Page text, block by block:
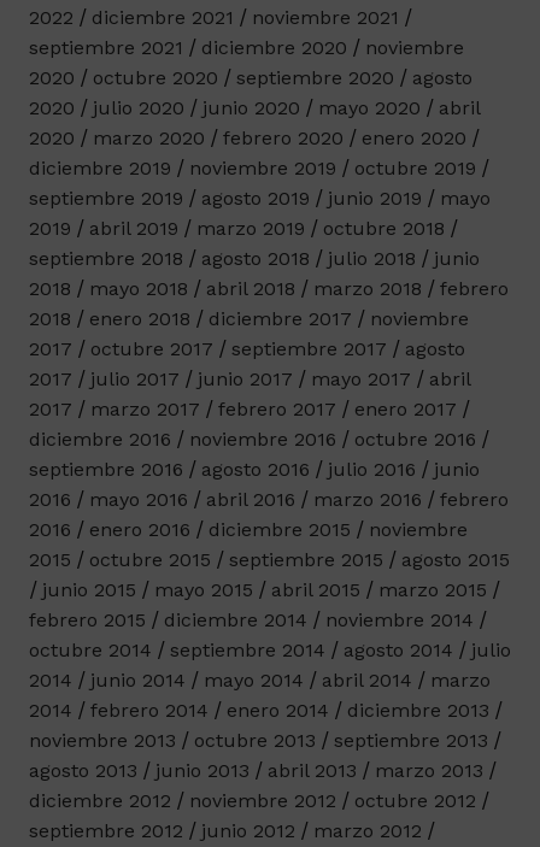
2022
diciembre 2021
noviembre 2021
septiembre 2021
diciembre 2020
noviembre
2020
octubre 2020 septiembre 2020
agosto
2020
julio 2020 junio 2020 mayo 2020
abril
2020
marzo 2020 febrero 2020
enero 2020
diciembre 2019
noviembre 2019
octubre 2019
septiembre 2019
agosto 2019 junio 2019
mayo
2019
abril 2019 marzo 2019
octubre 2018
septiembre 2018
agosto 2018 julio 2018
junio
2018
mayo 2018 abril 2018 marzo 2018
febrero
2018
enero 2018 diciembre 2017
noviembre
2017
octubre 2017 septiembre 2017
agosto
2017
julio 2017 junio 2017 mayo 2017
abril
2017
marzo 2017 febrero 2017
enero 2017
diciembre 2016
noviembre 2016
octubre 2016
septiembre 2016
agosto 2016 julio 2016
junio
2016
mayo 2016 abril 2016 marzo 2016
febrero
2016
enero 2016 diciembre 2015
noviembre
2015
octubre 2015 septiembre 2015
agosto 2015
junio 2015
mayo 2015 abril 2015
marzo 2015
febrero 2015
diciembre 2014
noviembre 2014
octubre 2014
septiembre 2014 agosto 2014
julio
2014
junio 2014 mayo 2014 abril 2014
marzo
2014
febrero 2014 enero 2014
diciembre 2013
noviembre 2013
octubre 2013
septiembre 2013
agosto 2013
junio 2013 abril 2013
marzo 2013
diciembre 2012
noviembre 2012
octubre 2012
septiembre 2012
junio 2012
marzo 2012